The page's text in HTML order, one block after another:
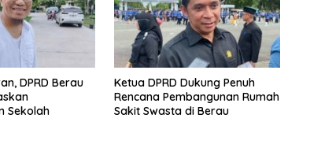
DPRD Berau
Sekolah
Ketua DPRD Dukung Penuh
Rencana Pembangunan Rumah
Sakit Swasta di Berau